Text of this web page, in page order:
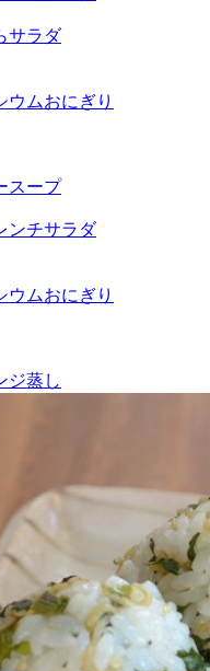
サラダ
ウムおにぎり
スープ
ンチサラダ
ウムおにぎり
ジ蒸し